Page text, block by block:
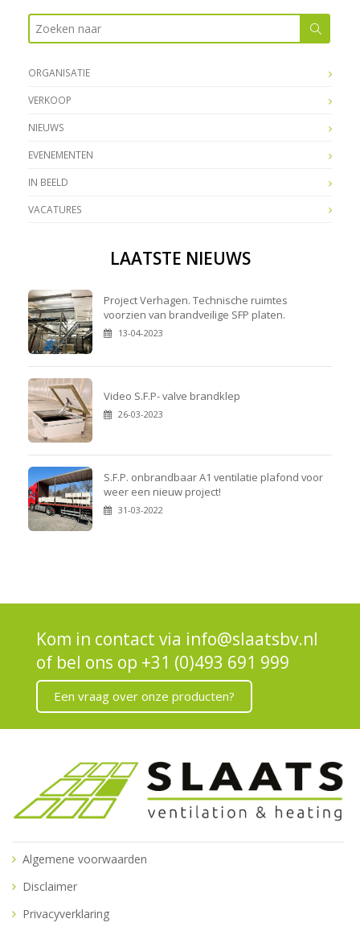
ORGANISATIE
VERKOOP
NIEUWS
EVENEMENTEN
IN BEELD
VACATURES
LAATSTE NIEUWS
Project Verhagen. Technische ruimtes
voorzien van brandveilige SFP platen.
13-04-2023
Video S.F.P- valve brandklep
26-03-2023
S.F.P. onbrandbaar A1 ventilatie plafond voor
weer een nieuw project!
31-03-2022
Kom in contact via info@slaatsbv.nl
of bel ons op +31 (0)493 691 999
Een vraag over onze producten?
Algemene voorwaarden
Disclaimer
Privacyverklaring